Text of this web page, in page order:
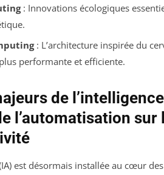
: Innovations écologiques
: L’architecture inspirée du
performante et efficiente.
de l’intelligence
l’automatisation sur
est désormais installée au cœur des